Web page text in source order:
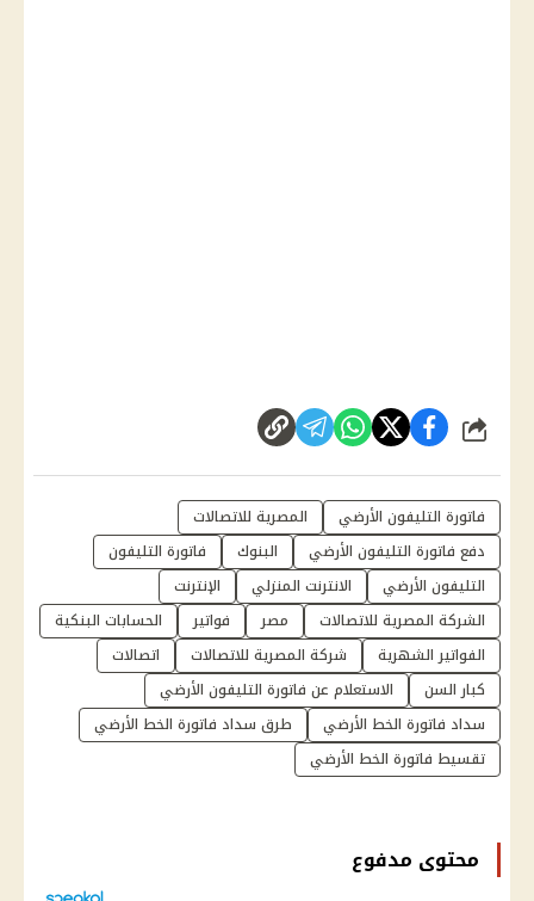
شارك
فاتورة التليفون الأرضي
المصرية للاتصالات
دفع فاتورة التليفون الأرضي
البنوك
فاتورة التليفون
التليفون الأرضي
الانترنت المنزلي
الإنترنت
الشركة المصرية للاتصالات
مصر فواتير
الحسابات البنكية
الفواتير الشهرية
شركة المصرية للاتصالات
اتصالات
كبار السن
الاستعلام عن فاتورة التليفون الأرضي
سداد فاتورة الخط الأرضي
طرق سداد فاتورة الخط الأرضي
تقسيط فاتورة الخط الأرضي
محتوى مدفوع